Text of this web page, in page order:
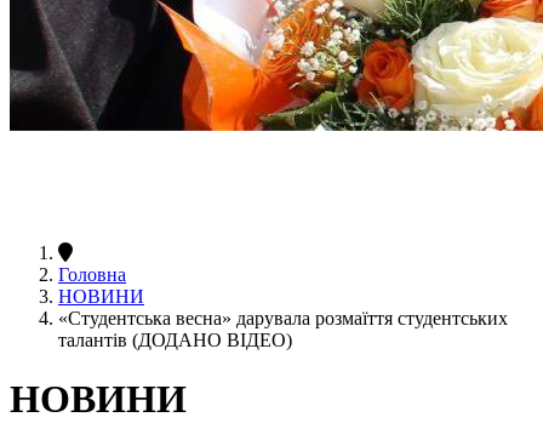
Головна
НОВИНИ
«Студентська весна» дарувала розмаїття студентських
талантів (ДОДАНО ВІДЕО)
НОВИНИ